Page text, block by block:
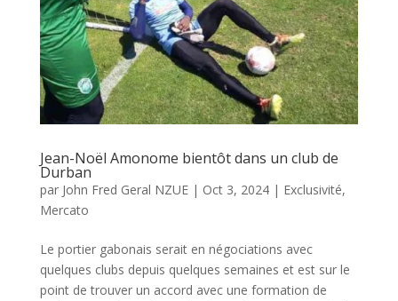
Jean-Noël Amonome bientôt dans un club de
Durban
par John Fred Geral NZUE| Oct 3, 2024| Exclusivité,
Mercato
Le portier gabonais serait en négociations avec
quelques clubs depuis quelques semaines et est sur le
point de trouver un accord avec une formation de